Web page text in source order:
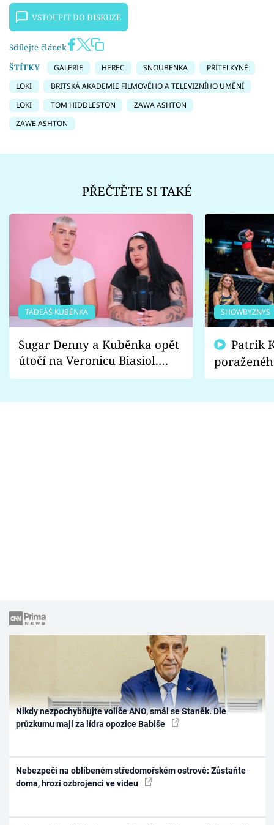
VSTOUPIT DO DISKUZE
Sdílejte článek
ŠTÍTKY
GALERIE HEREC SNOUBENKA
PŘÍTELKYNĚ
LOKI
BRITSKÁ AKADEMIE FILMOVÉHO A TELEVIZNÍHO UMĚNÍ
LOKI
TOM HIDDLESTON
ZAWA ASHTON
ZAWE ASHTON
PŘEČTĚTE SI TAKÉ
TADEÁŠ KUBĚNKA
Sugar Denny a Kuběnka opět
útočí na Veronicu Biasiol.
Proč je podle nich falešná a
SHOWBYZNYS
fanoušci
Nikdy nezpochybňujte voliče ANO, smál se Staněk. Dle
průzkumu mají za lídra opozice Babiše
Nebezpečí na oblíbeném středomořském ostrově: Zůstaňte
doma, hrozí ozbrojenci ve videu